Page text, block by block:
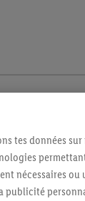
tes données
nécessaires ou
publicité